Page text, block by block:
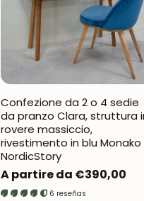
Confezione da 2 o 4 sedie
da pranzo Clara, struttura
rovere massiccio,
rivestimento in blu Monako
NordicStory
Prezzo
normale
A partire da €390,00
6 reseñas